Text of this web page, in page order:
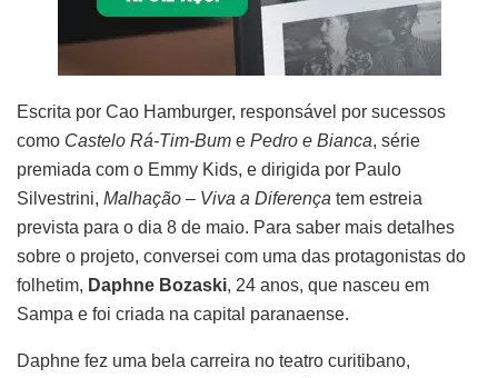
Escrita por Cao Hamburger, responsável por sucessos
como Castelo Rá-Tim-Bum e Pedro e Bianca, série
premiada com o Emmy Kids, e dirigida por Paulo
Silvestrini, Malhação – Viva a Diferença tem estreia
prevista para o dia 8 de maio. Para saber mais detalhes
sobre o projeto, conversei com uma das protagonistas do
folhetim, Daphne Bozaski, 24 anos, que nasceu em
Sampa e foi criada na capital paranaense.
Daphne fez uma bela carreira no teatro curitibano,